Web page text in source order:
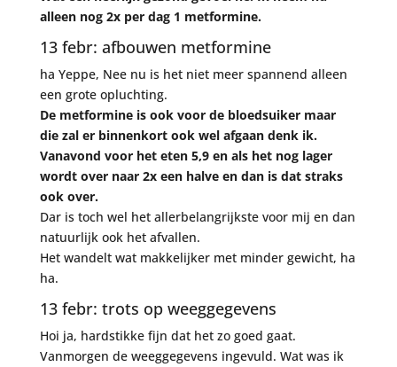
alleen nog 2x per dag 1 metformine.
13 febr: afbouwen metformine
ha Yeppe, Nee nu is het niet meer spannend alleen
een grote opluchting.
De metformine is ook voor de bloedsuiker maar
die zal er binnenkort ook wel afgaan denk ik.
Vanavond voor het eten 5,9 en als het nog lager
wordt over naar 2x een halve en dan is dat straks
ook over.
Dar is toch wel het allerbelangrijkste voor mij en dan
natuurlijk ook het afvallen.
Het wandelt wat makkelijker met minder gewicht, ha
ha.
13 febr: trots op weeggegevens
Hoi ja, hardstikke fijn dat het zo goed gaat.
Vanmorgen de weeggegevens ingevuld. Wat was ik